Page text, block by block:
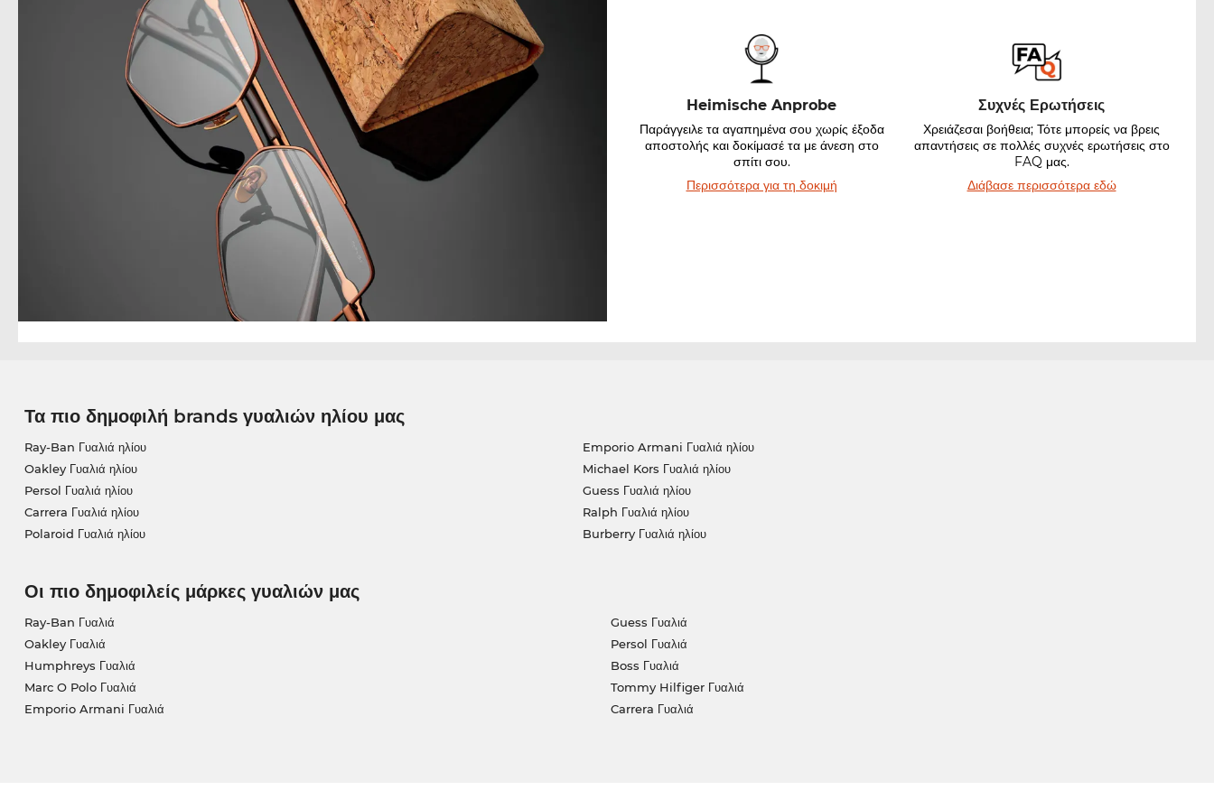
Heimische Anprobe
Παράγγειλε τα αγαπημένα σου χωρίς έξοδα
αποστολής και δοκίμασέ τα με άνεση στο
σπίτι σου.
Περισσότερα για τη δοκιμή
Συχνές Ερωτήσεις
Χρειάζεσαι βοήθεια; Τότε μπορείς να βρεις
απαντήσεις σε πολλές συχνές ερωτήσεις στο
FAQ μας.
Διάβασε περισσότερα εδώ
Τα πιο δημοφιλή brands γυαλιών ηλίου μας
Ray-Ban Γυαλιά ηλίου
Oakley Γυαλιά ηλίου
Persol Γυαλιά ηλίου
Carrera Γυαλιά ηλίου
Polaroid Γυαλιά ηλίου
Emporio Armani Γυαλιά ηλίου
Michael Kors Γυαλιά ηλίου
Guess Γυαλιά ηλίου
Ralph Γυαλιά ηλίου
Burberry Γυαλιά ηλίου
Οι πιο δημοφιλείς μάρκες γυαλιών μας
Ray-Ban Γυαλιά
Oakley Γυαλιά
Humphreys Γυαλιά
Marc O Polo Γυαλιά
Emporio Armani Γυαλιά
Guess Γυαλιά
Persol Γυαλιά
Boss Γυαλιά
Tommy Hilfiger Γυαλιά
Carrera Γυαλιά